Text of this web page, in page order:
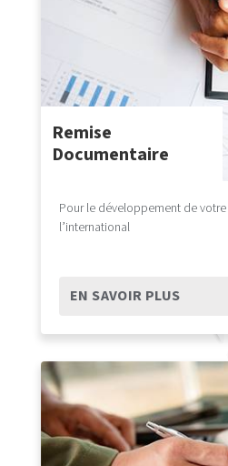
Remise
Documentaire
Pour le développement de
l’international
EN SAVOIR PLUS